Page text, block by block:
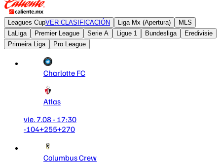
Leagues CupVER CLASIFICACIÓN Liga Mx (Apertura)
MLS
LaLiga
Premier League Serie A Ligue 1 Bundesliga
Eredivisie
Primeira Liga
Pro League
Charlotte FC
Atlas
vie. 7.08 - 17:30
-104+255+270
Columbus Crew